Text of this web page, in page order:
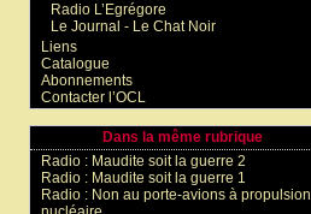
Radio L’Egrégore
Le Journal - Le Chat Noir
Liens
Catalogue
Abonnements
Contacter l’OCL
Dans la même rubrique
Radio : Maudite soit la guerre 2
Radio : Maudite soit la guerre 1
Radio : Non au porte-avions à propulsion